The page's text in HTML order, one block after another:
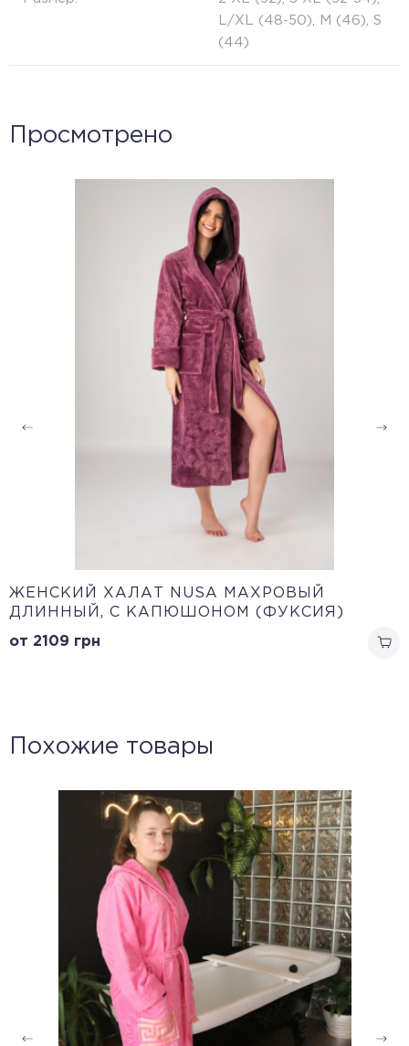
L/XL (48-50), M (46), S
(44)
Просмотрено
ЖЕНСКИЙ ХАЛАТ NUSA МАХРОВЫЙ
ДЛИННЫЙ, С КАПЮШОНОМ (ФУКСИЯ)
от 2109 грн
Похожие товары